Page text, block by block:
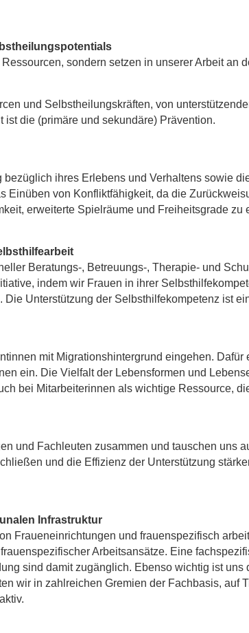
sondern setzen in unserer Arbeit an
und Selbstheilungskräften, von
ist die (primäre und sekundäre) Prävention.
ihres Erlebens und Verhaltens sowie
Einüben von Konfliktfähigkeit, da die
erweiterte Spielräume und Freiheitsgrade
Beratungs-, Betreuungs-, Therapie- und
indem wir Frauen in ihrer
Unterstützung der Selbsthilfekompetenz ist
mit Migrationshintergrund eingehen.
ein. Die Vielfalt der Lebensformen und
bei Mitarbeiterinnen als wichtige Ressource,
und Fachleuten zusammen und tauschen uns
und die Effizienz der Unterstützung
Infrastruktur
Fraueneinrichtungen und frauenspezifisch
Arbeitsansätze. Eine
sind damit zugänglich. Ebenso wichtig ist
wir in zahlreichen Gremien der Fachbasis, auf